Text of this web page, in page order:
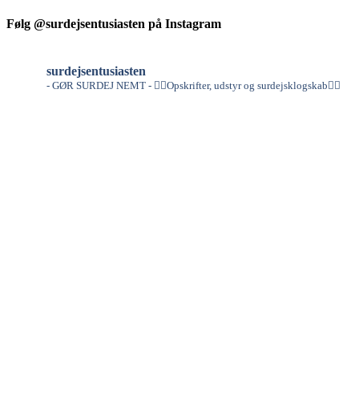
Følg @surdejsentusiasten på Instagram
surdejsentusiasten
- GØR SURDEJ NEMT - 👇🏻Opskrifter, udstyr og surdejsklogskab👇🏻